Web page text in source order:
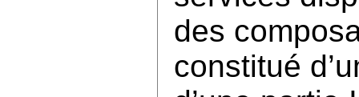
des
constitué